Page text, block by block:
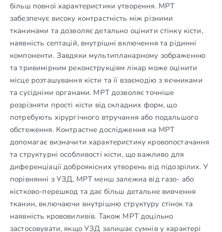
більш повної характеристики утворення. МРТ
забезпечує високу контрастність між різними
тканинами та дозволяє детально оцінити стінку кісти,
наявність септацій, внутрішні включення та рідинні
компоненти. Завдяки мультипланарному зображенню
та тривимірним реконструкціям лікар може оцінити
місце розташування кісти та її взаємодію з яєчниками
та сусідніми органами. МРТ дозволяє точніше
розрізняти прості кісти від складних форм, що
потребують хірургічного втручання або подальшого
обстеження. Контрастне дослідження на МРТ
допомагає визначити характеристику кровопостачання
та структурні особливості кісти, що важливо для
диференціації доброякісних утворень від підозрілих. У
порівнянні з УЗД, МРТ менш залежна від газо- або
кістково-перешкод та дає більш детальне вивчення
тканин, включаючи внутрішню структуру стінок та
наявність крововиливів. Також МРТ доцільно
застосовувати, якщо УЗД залишає сумнів у характері